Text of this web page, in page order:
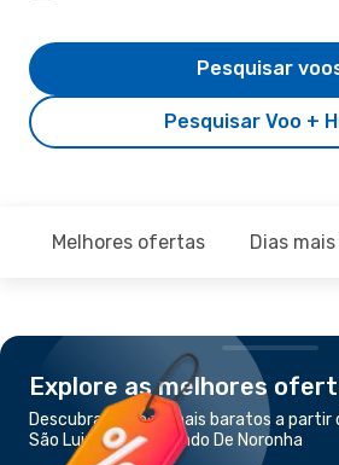
Pesquisar Voo +
Pesquisar
Melhores ofertas Dias
Explore as melhores
Descubra os voos mais baratos a partir
São Luiz para Fernando De Noronha